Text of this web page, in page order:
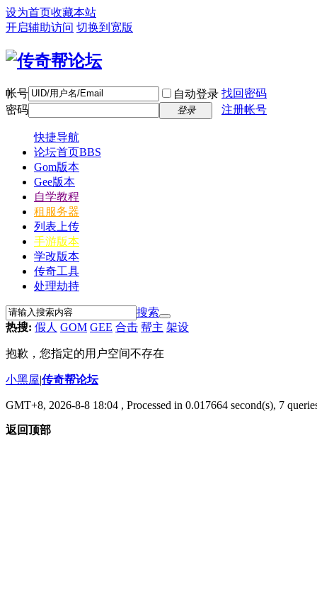
设为首页收藏本站
开启辅助访问 切换到宽版
帐号 自动登录 找回密码
密码
登录 注册帐号
快捷导航
论坛首页BBS
Gom版本
Gee版本
自学教程
租服务器
列表上传
手游版本
学改版本
传奇工具
处理劫持
搜索
热搜: 假人 GOM GEE 合击 帮主 架设
抱歉，您指定的用户空间不存在
小黑屋|传奇帮论坛
GMT+8, 2026-8-8 18:04 , Processed in 0.017664 second(s), 7
返回顶部